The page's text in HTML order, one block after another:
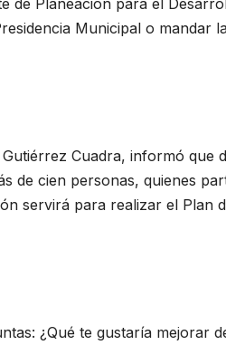
de Planeación para el
Municipal o mandar
Cuadra, informó que
de cien personas, quienes
servirá para realizar el Plan
¿Qué te gustaría mejorar